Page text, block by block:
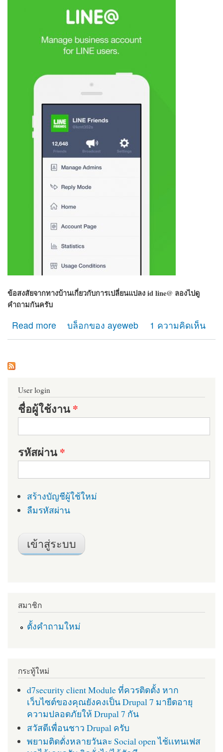
ข้อสงสัยจากทางบ้านเกี่ยวกับการเปลี่ยนแปลง id line@ ลองไปดู
คำถามกันครับ
Read more
about premium id line@ เปลี่ยนแล้ว line@ id random เดิม
จะใช้งานได้หรือไม่?
บล็อกของ ayeweb 1 ความคิดเห็น
User login
ชื่อผู้ใช้งาน*
รหัสผ่าน*
สร้างบัญชีผู้ใช้ใหม่
ลืมรหัสผ่าน
สมาชิก
ตั้งคำถามใหม่
กระทู้ใหม่
d7security client Module ที่ควรติดตั้ง หาก
เว็บไซต์ของคุณยังคงเป็น Drupal 7 มายืดอายุ
ความปลอดภัยให้ Drupal 7 กัน
สวัสดีเพื่อนชาว Drupal ครับ
พยามติดตั่งหลายวันละ Social open ไช้เเทนเฟส